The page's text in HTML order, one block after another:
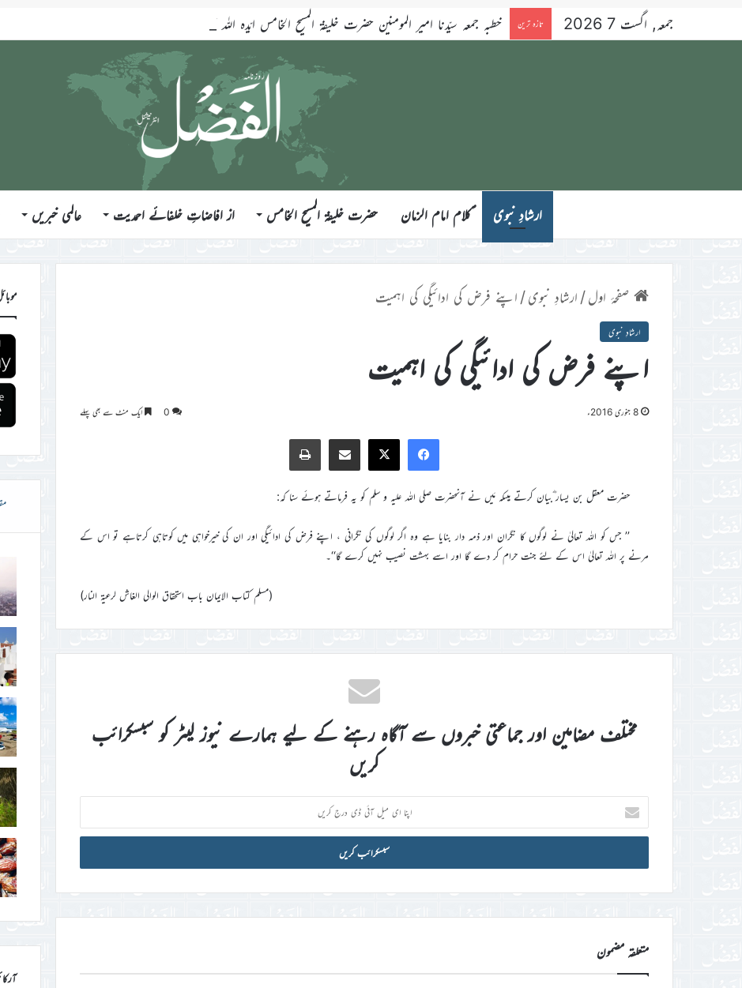
جمعہ, اگست 7 2026 تازہ ترین خطبہ جمعہ سیّدنا امیر المومنین حضرت خلیفۃ المسیح الخامس ایّدہ اللہ تعالیٰ بنصرہ العزیز فرمودہ 17؍جولائی 2026ء
ارشادِ نبوی ؑکلام امام الزمان حضرت خلیفۃ المسیح الخامس از افاضاتِ خلفائے احمدیت عالمی خبریں
صفحۂ اول/ ارشادِ نبوی/ اپنے فرض کی ادائیگی کی اہمیت
ارشادِ نبوی
اپنے فرض کی ادائیگی کی اہمیت
8 جنوری 2016ء 0 ایک منٹ سے بھی پہلے
Facebook
X
Share via Email
Print
حضرت معقل بن یسار ؓبیان کرتے ہیںکہ مَیں نے آنحضرت صلی اللہ علیہ و سلم کو یہ فرماتے ہوئے سنا کہ:
’’ جس کو اللہ تعالیٰ نے لوگوں کا نگران اور ذمہ دار بنایا ہے وہ اگر لوگوں کی نگرانی ، اپنے فرض کی ادائیگی اور ان کی خیرخواہی میں کوتاہی کرتاہے تو اس کے
مرنے پر اللہ تعالیٰ اس کے لئے جنت حرام کر دے گا اور اسے بہشت نصیب نہیں کرے گا‘‘۔
(مسلم کتاب الایمان باب استحقاق الوالی الغاش لرعیۃ النار)
مختلف مضامین اور جماعتی خبروں سے آگاہ رہنے کے لیے ہمارے نیوز لیٹر کو سبسکرائب
کریں
اپنا
ای
میل
ڈی
متعلقہ مضمون